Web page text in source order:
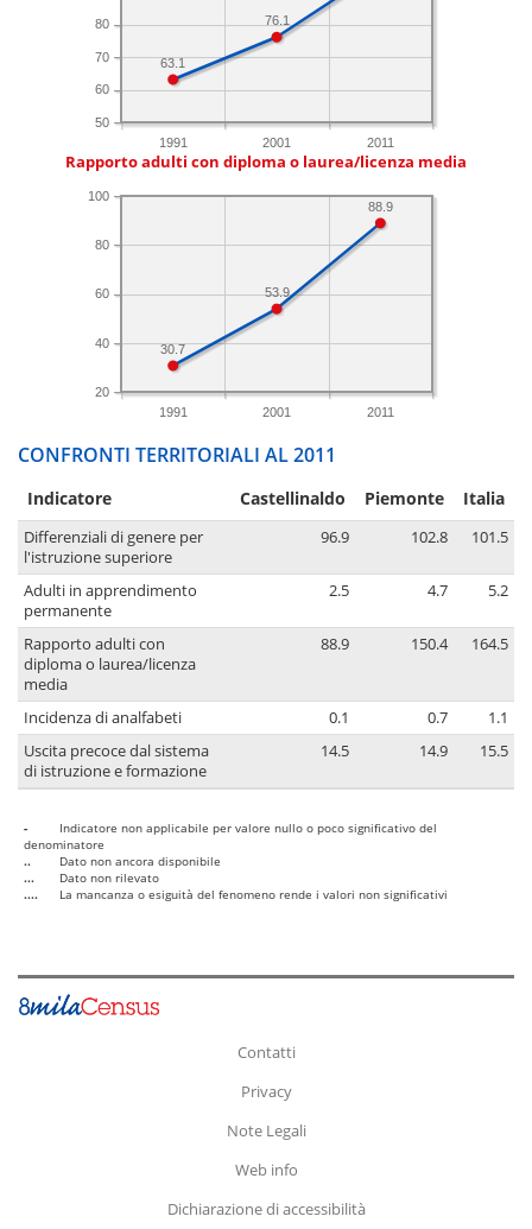
1991 2001 2011
50
60
70
80 76.1
63.1
Rapporto adulti con diploma o laurea/licenza media
1991 2001 2011
20
40
60
80
100
88.9
53.9
30.7
CONFRONTI TERRITORIALI AL 2011
Indicatore Castellinaldo Piemonte Italia
Differenziali di genere per
l'istruzione superiore
96.9 102.8 101.5
Adulti in apprendimento
permanente
2.5 4.7 5.2
Rapporto adulti con
diploma o laurea/licenza
media
88.9 150.4 164.5
Incidenza di analfabeti 0.1 0.7
1.1
Uscita precoce dal sistema
di istruzione e formazione
14.5 14.9 15.5
-
Indicatore non applicabile per valore nullo o poco significativo del
denominatore
..
Dato non ancora disponibile
...
Dato non rilevato
....
La mancanza o esiguità del fenomeno rende i valori non significativi
Contatti
Privacy
Note Legali
Web info
Dichiarazione di accessibilità